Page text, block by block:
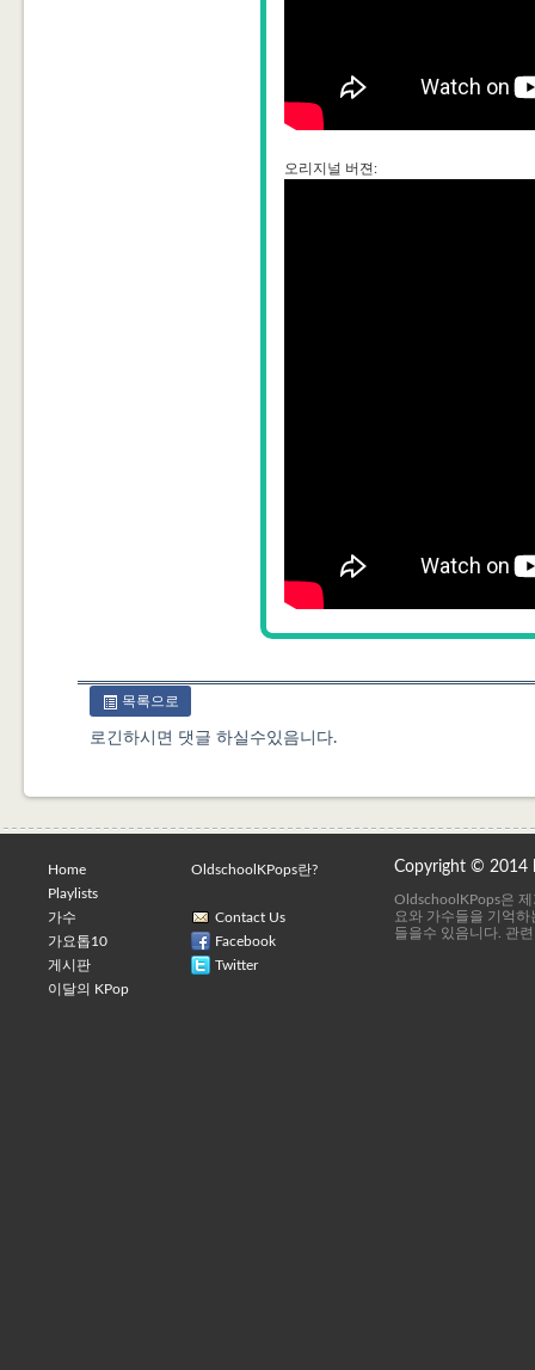
오리지널 버젼:
목록으로
로긴하시면 댓글 하실수있음니다.
Home
Playlists
가수
가요톱10
게시판
이달의 KPop
OldschoolKPops란?
Contact Us
Facebook
Twitter
Copyright © 2014
OldschoolKPops은
요와 가수들을 기억
들을수 있음니다. 관